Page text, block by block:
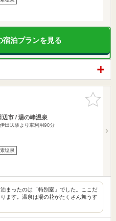
宿泊プランを見る
お気に入
りに追加
辺市 / 湯の峰温泉
田辺駅より車利用90分
塩泉
まったのは「特別室」でした。ここだ
ます。温泉は湯の花がたくさん舞うす